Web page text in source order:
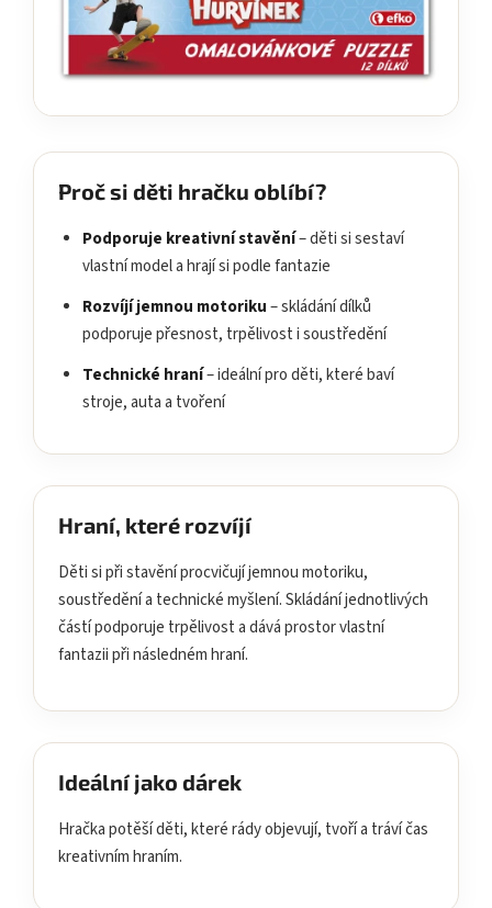
Proč si děti hračku oblíbí?
Podporuje kreativní stavění– děti si sestaví
vlastní model a hrají si podle fantazie
Rozvíjí jemnou motoriku– skládání dílků
podporuje přesnost, trpělivost i soustředění
Technické hraní– ideální pro děti, které baví
stroje, auta a tvoření
Hraní, které rozvíjí
Děti si při stavění procvičují jemnou motoriku,
soustředění a technické myšlení. Skládání jednotlivých
částí podporuje trpělivost a dává prostor vlastní
fantazii při následném hraní.
Ideální jako dárek
Hračka potěší děti, které rády objevují, tvoří a tráví čas
kreativním hraním.